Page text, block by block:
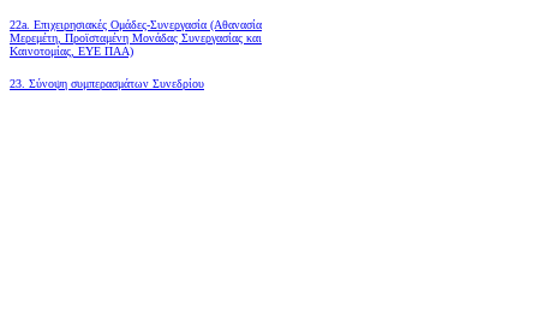
22a. Επιχειρησιακές Ομάδες-Συνεργασία (Αθανασία
Μερεμέτη, Προϊσταμένη Μονάδας Συνεργασίας και
Καινοτομίας, ΕΥΕ ΠΑΑ)
23. Σύνοψη συμπερασμάτων Συνεδρίου